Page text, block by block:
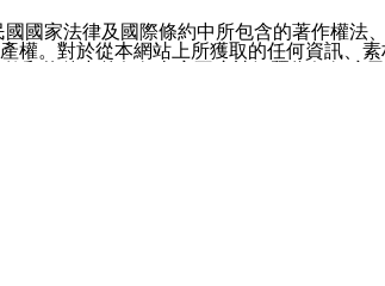
家法律及國際條約中所包含的著作權法
。對於從本網站上所獲取的任何資訊、